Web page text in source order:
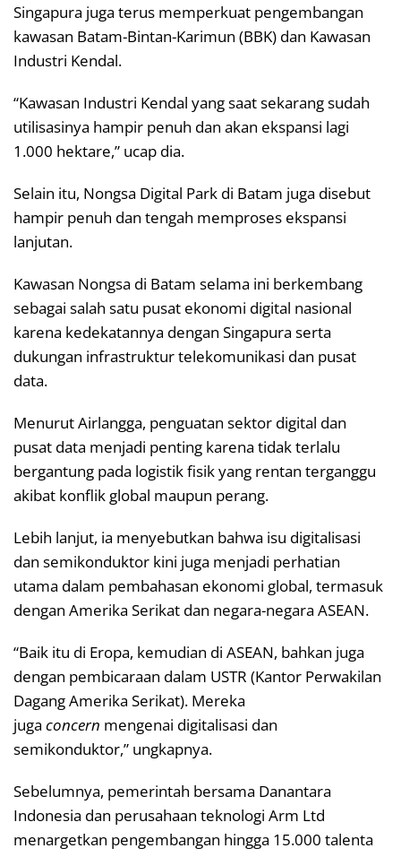
Singapura juga terus memperkuat pengembangan
kawasan Batam-Bintan-Karimun (BBK) dan Kawasan
Industri Kendal.
“Kawasan Industri Kendal yang saat sekarang sudah
utilisasinya hampir penuh dan akan ekspansi lagi
1.000 hektare,” ucap dia.
Selain itu, Nongsa Digital Park di Batam juga disebut
hampir penuh dan tengah memproses ekspansi
lanjutan.
Kawasan Nongsa di Batam selama ini berkembang
sebagai salah satu pusat ekonomi digital nasional
karena kedekatannya dengan Singapura serta
dukungan infrastruktur telekomunikasi dan pusat
data.
Menurut Airlangga, penguatan sektor digital dan
pusat data menjadi penting karena tidak terlalu
bergantung pada logistik fisik yang rentan terganggu
akibat konflik global maupun perang.
Lebih lanjut, ia menyebutkan bahwa isu digitalisasi
dan semikonduktor kini juga menjadi perhatian
utama dalam pembahasan ekonomi global, termasuk
dengan Amerika Serikat dan negara-negara ASEAN.
“Baik itu di Eropa, kemudian di ASEAN, bahkan juga
dengan pembicaraan dalam USTR (Kantor Perwakilan
Dagang Amerika Serikat). Mereka
juga concern mengenai digitalisasi dan
semikonduktor,” ungkapnya.
Sebelumnya, pemerintah bersama Danantara
Indonesia dan perusahaan teknologi Arm Ltd
menargetkan pengembangan hingga 15.000 talenta